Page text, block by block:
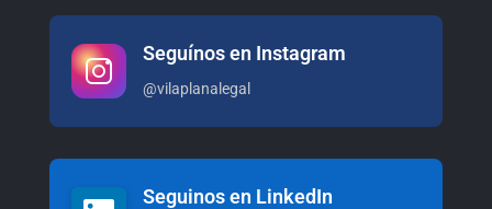
Seguínos en Instagram
@vilaplanalegal
Seguinos en LinkedIn